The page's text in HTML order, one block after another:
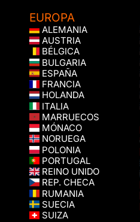
EUROPA
ALEMANIA
AUSTRIA
BÉLGICA
BULGARIA
ESPAÑA
FRANCIA
HOLANDA
ITALIA
MARRUECOS
MÓNACO
NORUEGA
POLONIA
PORTUGAL
REINO UNIDO
REP. CHECA
RUMANIA
SUECIA
SUIZA